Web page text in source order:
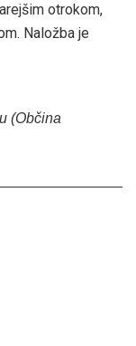
otrokom,
Naložba je
(Občina